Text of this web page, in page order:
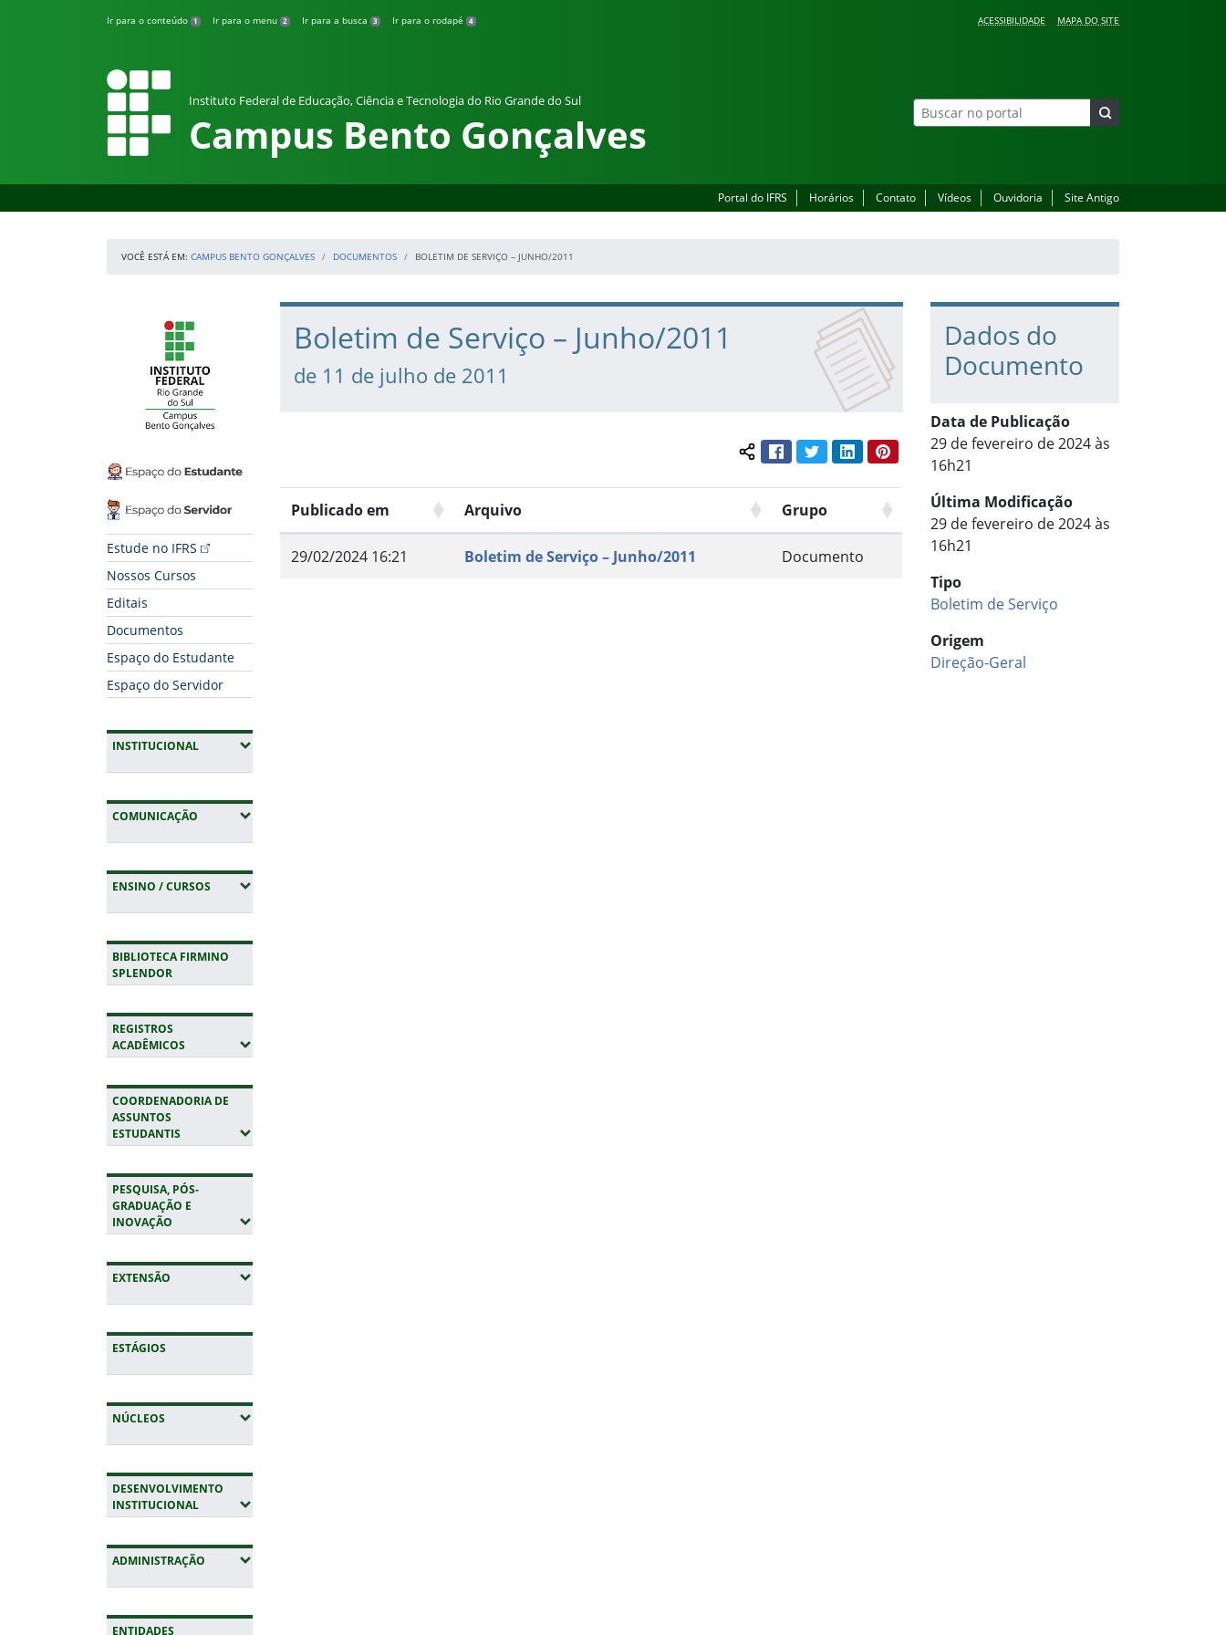
Ir para o conteúdo 1 Ir para o menu 2 Ir para a busca 3 Ir para o rodapé 4 ACESSIBILIDADE MAPA DO SITE
Instituto Federal de Educação, Ciência e Tecnologia do Rio Grande do Sul
Campus Bento Gonçalves
Portal do IFRS Horários Contato Vídeos Ouvidoria Site Antigo
VOCÊ ESTÁ EM: CAMPUS BENTO GONÇALVES DOCUMENTOS BOLETIM DE SERVIÇO – JUNHO/2011
Espaço do Estudante
Espaço do Servidor
Estude no IFRS
Nossos Cursos
Editais
Documentos
Espaço do Estudante
Espaço do Servidor
INSTITUCIONAL(EXPANDIR SUBMENUS)
COMUNICAÇÃO (EXPANDIR SUBMENUS)
ENSINO / CURSOS (EXPANDIR SUBMENUS)
BIBLIOTECA FIRMINO
SPLENDOR
REGISTROS
ACADÊMICOS (EXPANDIR SUBMENUS)
COORDENADORIA DE
ASSUNTOS
ESTUDANTIS (EXPANDIR SUBMENUS)
PESQUISA, PÓS-
GRADUAÇÃO E
INOVAÇÃO (EXPANDIR SUBMENUS)
EXTENSÃO (EXPANDIR SUBMENUS)
ESTÁGIOS
NÚCLEOS (EXPANDIR SUBMENUS)
DESENVOLVIMENTO
INSTITUCIONAL(EXPANDIR SUBMENUS)
ADMINISTRAÇÃO (EXPANDIR SUBMENUS)
ENTIDADES
Início do conteúdo
Boletim de Serviço – Junho/2011
de 11 de julho de 2011
Compartilhar conteúdo:
FacebookTwitterLinkedInPinterest
Publicado em Arquivo Grupo
29/02/2024 16:21 Boletim de Serviço – Junho/2011 Documento
Dados do
Documento
Data de Publicação
29 de fevereiro de 2024 às
16h21
Última Modificação
29 de fevereiro de 2024 às
16h21
Tipo
Boletim de Serviço
Origem
Direção-Geral